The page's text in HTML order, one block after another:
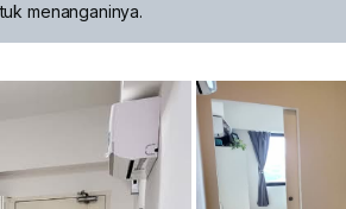
menanganinya.